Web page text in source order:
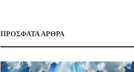
ΠΡΟΣΦΑΤΑ ΑΡΘΡΑ